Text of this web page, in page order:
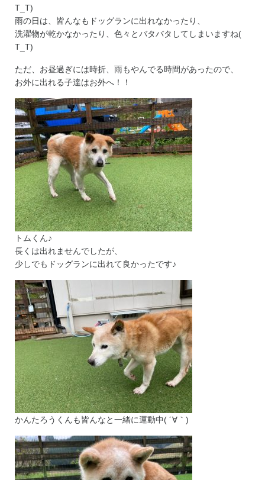
T_T)
雨の日は、皆んなもドッグランに出れなかったり、
洗濯物が乾かなかったり、色々とバタバタしてしまいますね(
T_T)
ただ、お昼過ぎには時折、雨もやんでる時間があったので、
お外に出れる子達はお外へ！！
トムくん♪
長くは出れませんでしたが、
少しでもドッグランに出れて良かったです♪
かんたろうくんも皆んなと一緒に運動中( ´∀｀)